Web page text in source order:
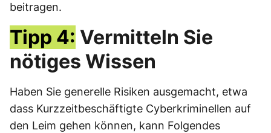
beitragen.
Tipp 4: Vermitteln Sie
nötiges Wissen
Haben Sie generelle Risiken ausgemacht, etwa
dass Kurzzeitbeschäftigte Cyberkriminellen auf
den Leim gehen können, kann Folgendes